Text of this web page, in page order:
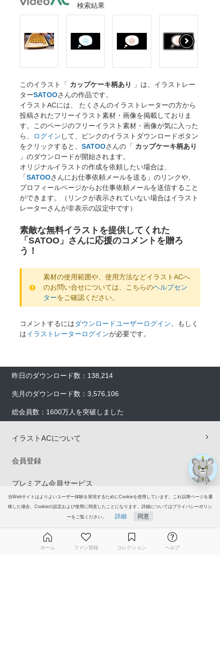
当Webサイトはよりよいユーザー体験を実現するためにCookieを使用しています。これ以降ページを遷
移した場合、Cookieの設定および使用に同意したことになります。詳細についてはプライバシーポリシ
ーをご覧ください。 詳細 同意
検索結果
このイラスト「 カップケーキ柄あり
」は、イラストレー
ターSATOOさんの作品です。
イラストACには、 たくさんのイラストレーターの方から
投稿されたフリーイラスト素材・画像を掲載しておりま
す。このページのフリーイラスト素材・画像が気に入った
ら、
ログイン して、ピンクのイラストダウンロードボタン
をクリックすると、 SATOOさんの「 カップケーキ柄あり
」のダウンロードが開始されます。
オリジナルイラストの作成を依頼したい場合は、
「SATOOさんにお仕事依頼メールを送る」のリンクや、
プロフィールページからお仕事依頼メールを送信すること
ができます。（リンクが表示されていない場合はイラスト
レーターさんが非表示の設定中です）
素敵な無料イラストを提供してくれた
「SATOO」さんに応援のコメントを贈ろ
う！
素材の使用範囲や、使用方法などイラストACへ
のお問い合せについては、こちらのヘルプセン
ターをご確認ください。
コメントするにはダウンロードユーザーログイン、もしく
はイラストレーターログインが必要です。
昨日のダウンロード数：138,214
先月のダウンロード数：3,576,106
総会員数：1600万人を突破しました
イラストACについて
会員登録
プレミアム会員サービス
ヘルプ＆ガイド
グループサイト
ホーム ファン登録 コレクション ヘルプ